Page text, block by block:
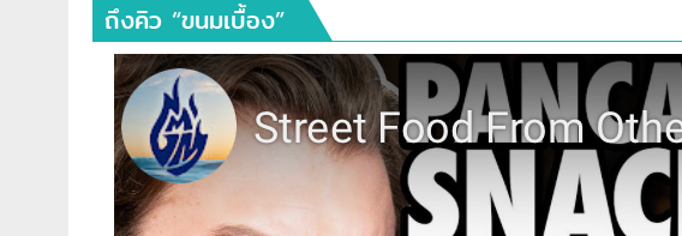
ถึงคิว “ขนมเบื้อง”